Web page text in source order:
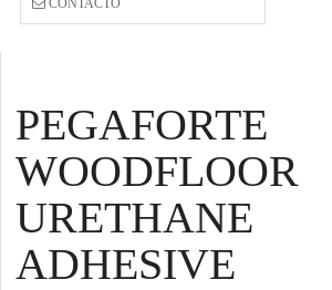
CONTACTO
PEGAFORTE
WOODFLOOR
URETHANE
ADHESIVE